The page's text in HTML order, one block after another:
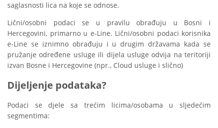
saglasnosti lica na koje se odnose.
Lični/osobni podaci se u pravilu obrađuju u Bosni i
Hercegovini, primarno u e-Line. Lični/osobni podaci korisnika
e-Line se iznimno obrađuju i u drugim državama kada se
pružanje određene usluge ili dijela usluge odvija na teritoriji
izvan Bosne i Hercegovine (npr., Cloud usluge i slično)
Dijeljenje podataka?
Podaci se djele sa trećim licima/osobama u sljedećim
segmentima: